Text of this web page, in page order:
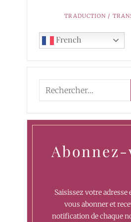
TRADUCTION /
French
Abonnez-
Saisissez votre
vous abonner et
notification de chaque